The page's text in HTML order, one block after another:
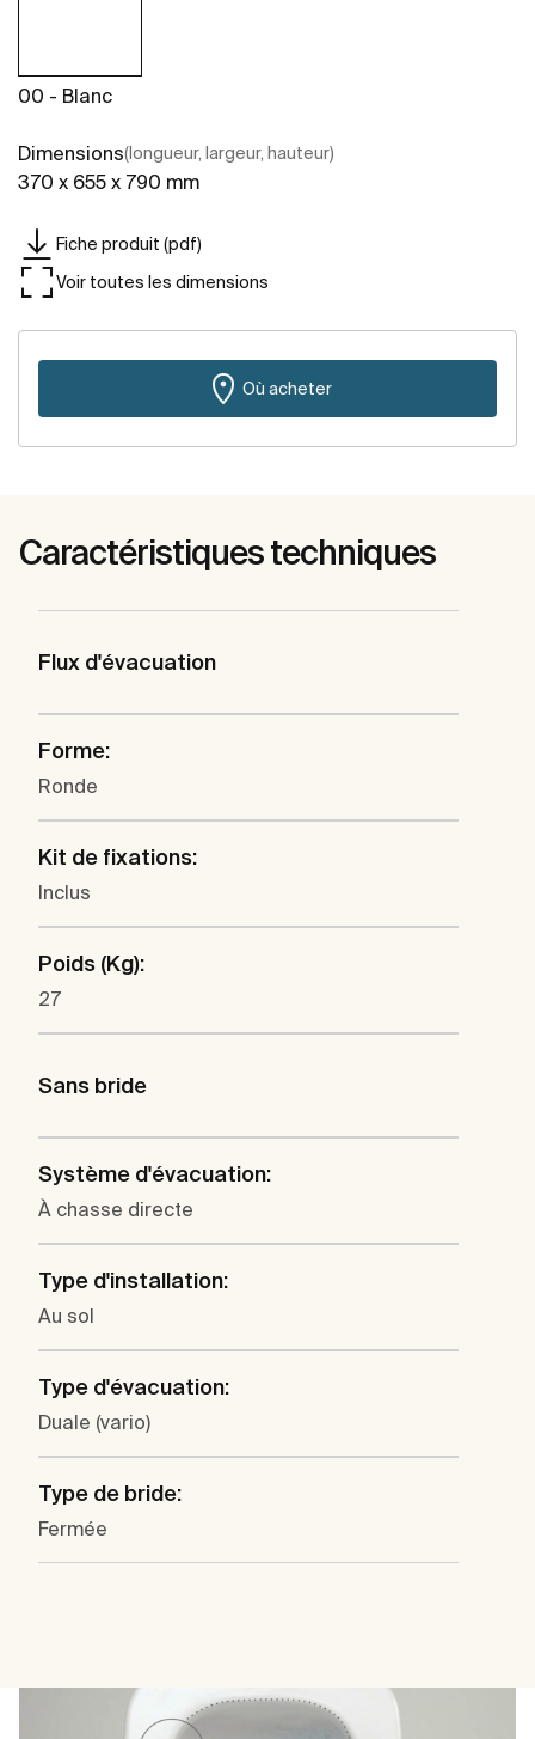
00 - Blanc
Dimensions(longueur, largeur, hauteur)
370 x 655 x 790 mm
Fiche produit (pdf)
Voir toutes les dimensions
Où acheter
Caractéristiques techniques
Flux d'évacuation
Forme:
Ronde
Kit de fixations:
Inclus
Poids (Kg):
27
Sans bride
Système d'évacuation:
À chasse directe
Type d'installation:
Au sol
Type d'évacuation:
Duale (vario)
Type de bride:
Fermée